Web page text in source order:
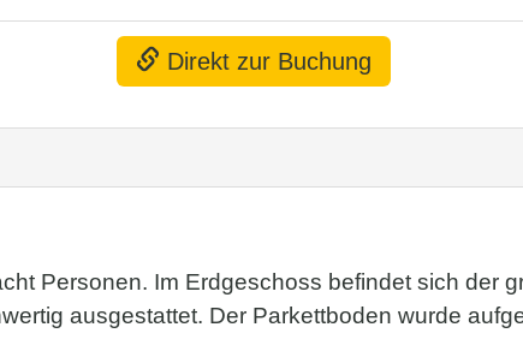
Direkt zur Buchung
Personen. Im Erdgeschoss befindet sich der
ausgestattet. Der Parkettboden wurde